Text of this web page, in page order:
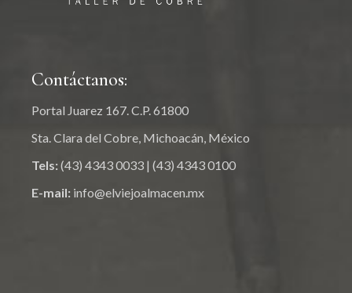
Contáctanos:
Portal Juarez 167. C.P. 61800
Sta. Clara del Cobre, Michoacán, México
Tels:(43) 4343 0033 |(43) 4343 0100
E-mail: info@elviejoalmacen.mx